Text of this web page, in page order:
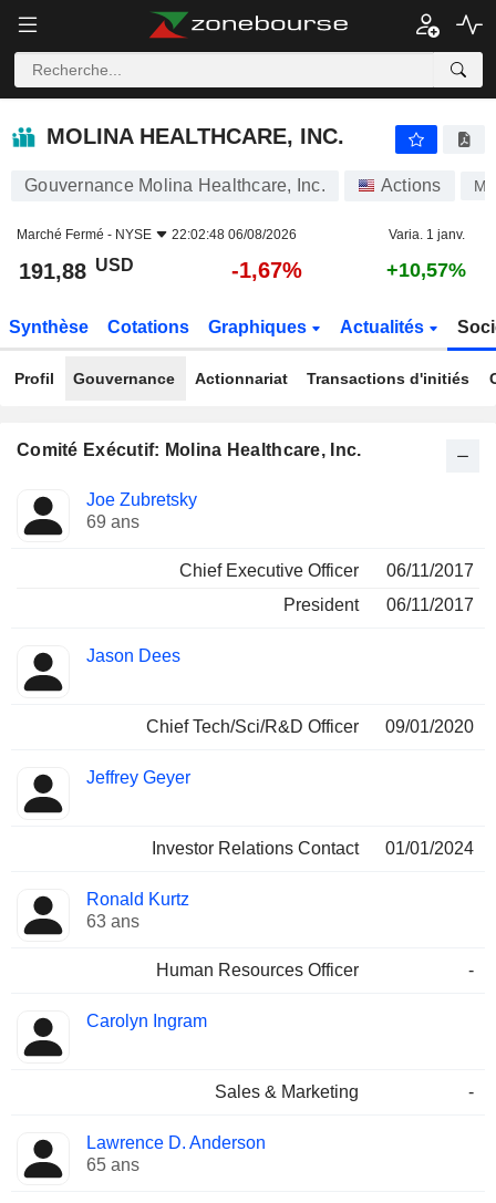
MOLINA HEALTHCARE, INC.
MOLINA HEALTHCARE, INC.
Gouvernance Molina Healthcare, Inc. Actions
Marché Fermé - NYSE 22:02:48 06/08/2026 Varia. 1 janv.
191,88 USD -1,67% +10,57%
Synthèse Cotations Graphiques Actualités
Profil Gouvernance Actionnariat Transactions d'initiés
Comité Exécutif: Molina Healthcare, Inc.
Dirigeant
Fonctions
occupées
Joe Zubretsky
69 ans
Chief Executive Officer
06/11/2017
President
06/11/2017
Jason Dees
Chief Tech/Sci/R&D Officer 09/01/2020
Jeffrey Geyer
Investor Relations Contact 01/01/2024
Ronald Kurtz
63 ans
Human Resources Officer -
Carolyn Ingram
Sales & Marketing -
Lawrence D. Anderson
65 ans